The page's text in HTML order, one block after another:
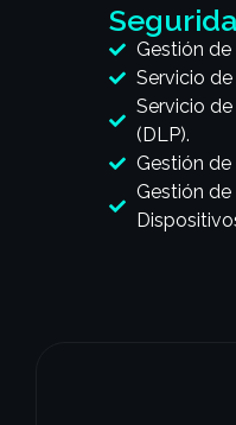
Gestión
Servicio
Servicio
(DLP).
Gestión
Gestión